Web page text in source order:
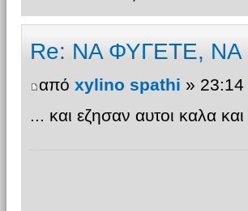
Re: ΝΑ ΦΥΓΕΤΕ,
από xylino spathi »
... και εζησαν αυτοι καλα